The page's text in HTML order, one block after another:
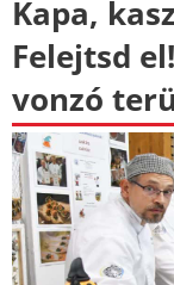
Kapa,
Felejtsd
vonzó